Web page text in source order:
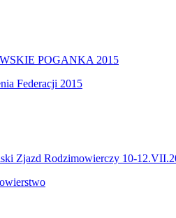
POGANKA 2015
Federacji 2015
Zjazd Rodzimowierczy 10-